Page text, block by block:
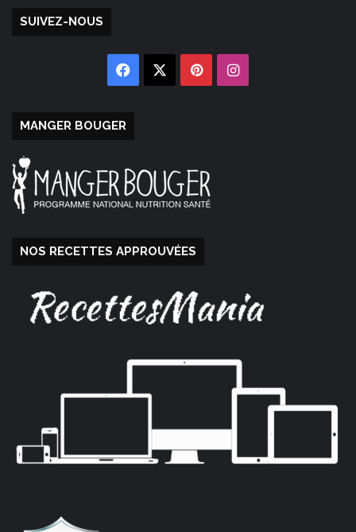
SUIVEZ-NOUS
Facebook PinterestInstagram
MANGER BOUGER
NOS RECETTES APPROUVÉES